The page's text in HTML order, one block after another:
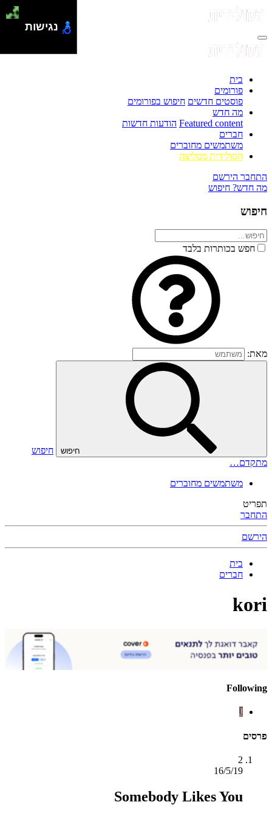
בית
פורומים
פוסטים חדשים חיפוש בפורומים
מה חדש
Featured content הודעות חדשות
חברים
משתמשים מחוברים
הסולידית ממליצה
התחבר הירשם
מה חדש? חיפוש
חיפוש
חפש בכותרות בלבד
מאת:
חיפוש
חיפוש
מתקדם…
משתמשים מחוברים
תפריט
התחבר
הירשם
בית
חברים
kori
Following
J
פרסים
2
16/5/19
Somebody Likes You
נגישות